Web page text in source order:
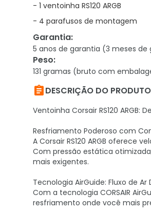
- 1 ventoinha RS120 ARGB
- 4 parafusos de montagem
Garantia:
5 anos de garantia (3 meses
Peso:
131 gramas (bruto com
DESCRIÇÃO DO PRODUTO
Ventoinha Corsair RS120 ARGB:
Resfriamento Poderoso com
A Corsair RS120 ARGB oferece
Com pressão estática
mais exigentes.
Tecnologia AirGuide: Fluxo de Ar
Com a tecnologia CORSAIR
resfriamento onde você mais